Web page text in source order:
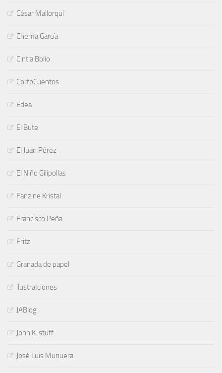
César Mallorquí
Chema García
Cintia Bolio
CortoCuentos
Edea
El Bute
El Juan Pérez
El Niño Gilipollas
Fanzine Kristal
Francisco Peña
Fritz
Granada de papel
ilustraIciones
JABlog
John K. stuff
José Luis Munuera